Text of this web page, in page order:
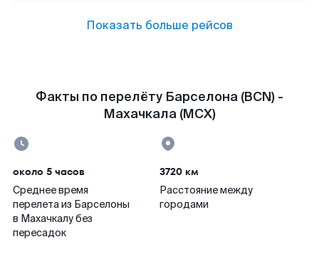
Показать больше рейсов
Факты по перелёту Барселона (BCN) -
Махачкала (MCX)
около 5 часов
Среднее время
перелета из Барселоны
в Махачкалу без
пересадок
3720 км
Расстояние между
городами